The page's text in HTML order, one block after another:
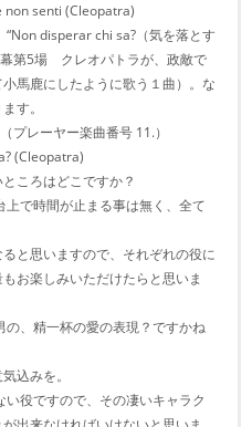
senti (Cleopatra)
disperar chi sa?（気を落とす
第5場 クレオパトラが、政敵で
馬鹿にしたように歌う１曲）。な
す。
レーヤー楽曲番号 11.）
(Cleopatra)
ころはどこですか？
で時間が止まる事は無く、全て
と思いますので、それぞれの役に
お楽しみいただけたらと思いま
、精一杯の愛の表現？ですかね
込みを。
役ですので、その凄いキャラク